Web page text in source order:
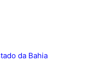
da Bahia